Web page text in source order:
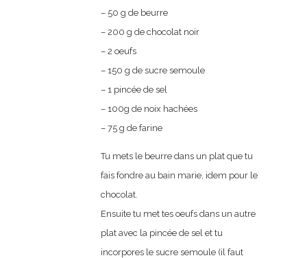
– 50 g de beurre
– 200 g de chocolat noir
– 2 oeufs
– 150 g de sucre semoule
– 1 pincée de sel
– 100g de noix hachées
– 75 g de farine
Tu mets le beurre dans un plat que tu
fais fondre au bain marie, idem pour le
chocolat.
Ensuite tu met tes oeufs dans un autre
plat avec la pincée de sel et tu
incorpores le sucre semoule (il faut